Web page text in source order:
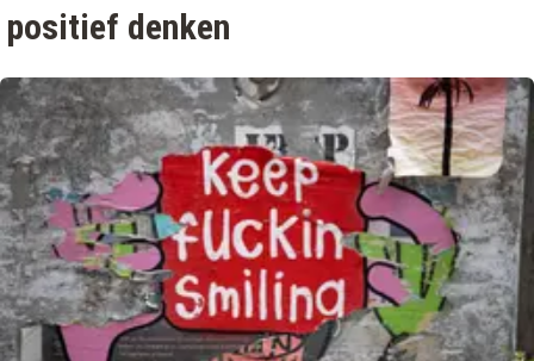
positief denken